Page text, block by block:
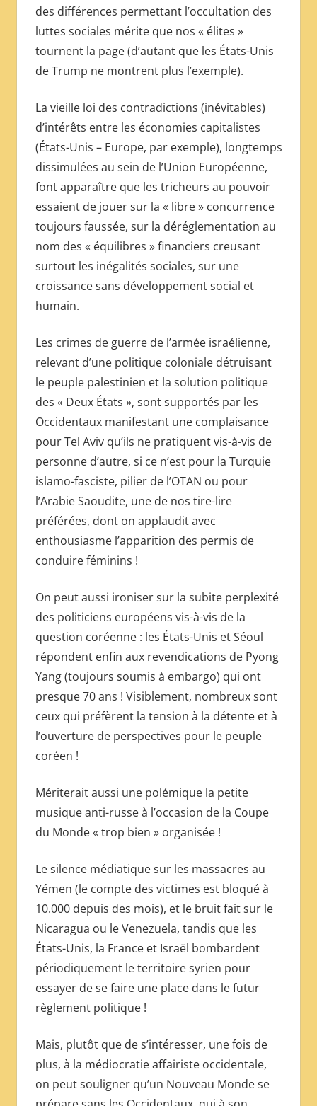
des différences permettant l’occultation des
luttes sociales mérite que nos « élites »
tournent la page (d’autant que les États-Unis
de Trump ne montrent plus l’exemple).
La vieille loi des contradictions (inévitables)
d’intérêts entre les économies capitalistes
(États-Unis – Europe, par exemple), longtemps
dissimulées au sein de l’Union Européenne,
font apparaître que les tricheurs au pouvoir
essaient de jouer sur la « libre » concurrence
toujours faussée, sur la déréglementation au
nom des « équilibres » financiers creusant
surtout les inégalités sociales, sur une
croissance sans développement social et
humain.
Les crimes de guerre de l’armée israélienne,
relevant d’une politique coloniale détruisant
le peuple palestinien et la solution politique
des « Deux États », sont supportés par les
Occidentaux manifestant une complaisance
pour Tel Aviv qu’ils ne pratiquent vis-à-vis de
personne d’autre, si ce n’est pour la Turquie
islamo-fasciste, pilier de l’OTAN ou pour
l’Arabie Saoudite, une de nos tire-lire
préférées, dont on applaudit avec
enthousiasme l’apparition des permis de
conduire féminins !
On peut aussi ironiser sur la subite perplexité
des politiciens européens vis-à-vis de la
question coréenne : les États-Unis et Séoul
répondent enfin aux revendications de Pyong
Yang (toujours soumis à embargo) qui ont
presque 70 ans ! Visiblement, nombreux sont
ceux qui préfèrent la tension à la détente et à
l’ouverture de perspectives pour le peuple
coréen !
Mériterait aussi une polémique la petite
musique anti-russe à l’occasion de la Coupe
du Monde « trop bien » organisée !
Le silence médiatique sur les massacres au
Yémen (le compte des victimes est bloqué à
10.000 depuis des mois), et le bruit fait sur le
Nicaragua ou le Venezuela, tandis que les
États-Unis, la France et Israël bombardent
périodiquement le territoire syrien pour
essayer de se faire une place dans le futur
règlement politique !
Mais, plutôt que de s’intéresser, une fois de
plus, à la médiocratie affairiste occidentale,
on peut souligner qu’un Nouveau Monde se